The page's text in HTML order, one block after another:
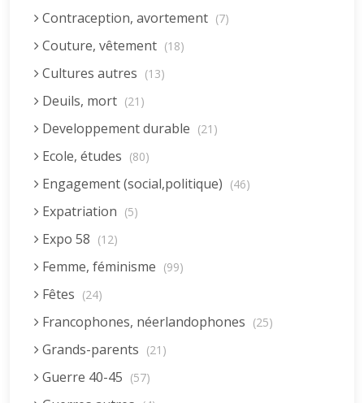
Contraception, avortement (7)
Couture, vêtement (18)
Cultures autres (13)
Deuils, mort (21)
Developpement durable (21)
Ecole, études (80)
Engagement (social,politique) (46)
Expatriation (5)
Expo 58 (12)
Femme, féminisme (99)
Fêtes (24)
Francophones, néerlandophones (25)
Grands-parents (21)
Guerre 40-45 (57)